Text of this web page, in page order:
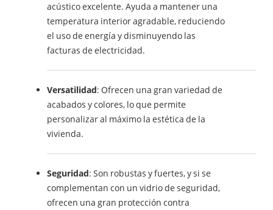
acústico excelente. Ayuda a mantener una
temperatura interior agradable, reduciendo
el uso de energía y disminuyendo las
facturas de electricidad.
Versatilidad: Ofrecen una gran variedad de
acabados y colores, lo que permite
personalizar al máximo la estética de la
vivienda.
Seguridad: Son robustas y fuertes, y si se
complementan con un vidrio de seguridad,
ofrecen una gran protección contra